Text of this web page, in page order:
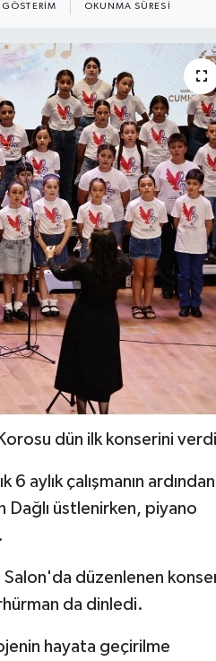
GÖSTERIM OKUNMA SÜRESI
dün ilk konserini
6 aylık çalışmanın ardından
Dağlı üstlenirken, piyano
Salon'da düzenlenen
da dinledi.
hayata geçirilme